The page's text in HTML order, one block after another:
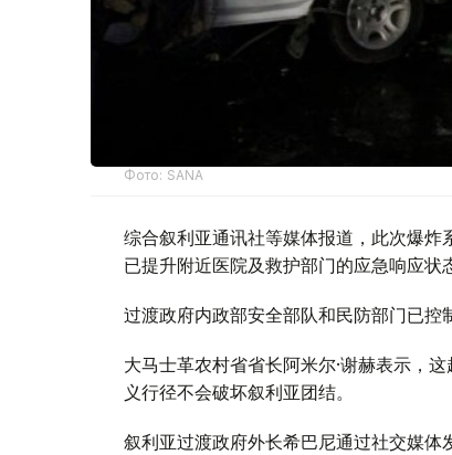
Фото: SANA
综合叙利亚通讯社等媒体报道，此次爆
已提升附近医院及救护部门的应急响应状
过渡政府内政部安全部队和民防部门已控
大马士革农村省省长阿米尔·谢赫表示，
义行径不会破坏叙利亚团结。
叙利亚过渡政府外长希巴尼通过社交媒